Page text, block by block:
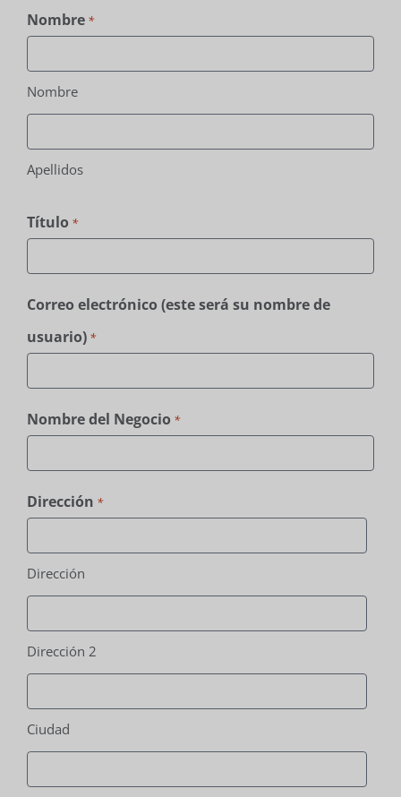
Nombre *
Nombre
Apellidos
Título *
Correo electrónico (este será su nombre de
usuario) *
Nombre del Negocio *
Dirección *
Dirección
Dirección 2
Ciudad